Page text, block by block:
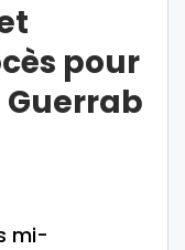
pour
Guerrab
mi-